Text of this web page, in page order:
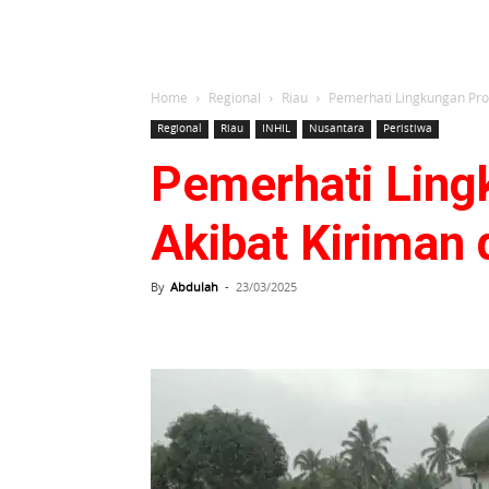
Home Regional Riau Pemerhati Lingkungan
Regional Riau INHIL Nusantara Peristiwa
Pemerhati
Akibat Kiriman
By Abdulah - 23/03/2025